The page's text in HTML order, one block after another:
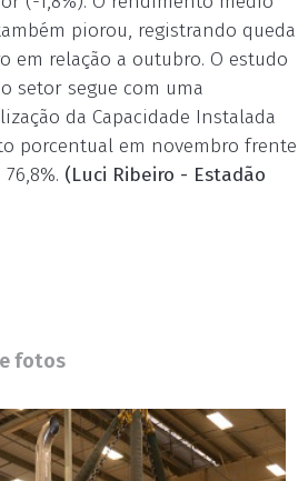
piorou, registrando queda
em relação a outubro. O estudo
setor segue com uma
da Capacidade Instalada
porcentual em novembro frente
(Luci Ribeiro - Estadão
fotos